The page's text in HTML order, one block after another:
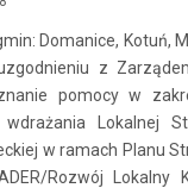
Domanice, Kotuń,
z
pomocy w
Lokalnej
w ramach Planu
Rozwój Lokalny